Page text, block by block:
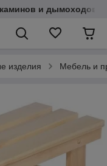
и дымоходов
изделия Мебель и